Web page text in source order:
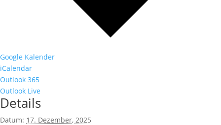
Google Kalender
iCalendar
Outlook 365
Outlook Live
Details
Datum: 17. Dezember, 2025